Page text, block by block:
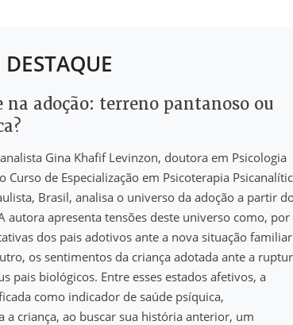
na adoção: terreno pantanoso ou
Gina Khafif Levinzon, doutora em Psicologia
Curso de Especialização em Psicoterapia
Brasil, analisa o universo da adoção a partir
autora apresenta tensões deste universo como, por
dos pais adotivos ante a nova situação familiar
os sentimentos da criança adotada ante a
pais biológicos. Entre esses estados afetivos, a
como indicador de saúde psíquica,
a criança, ao buscar sua história anterior, um